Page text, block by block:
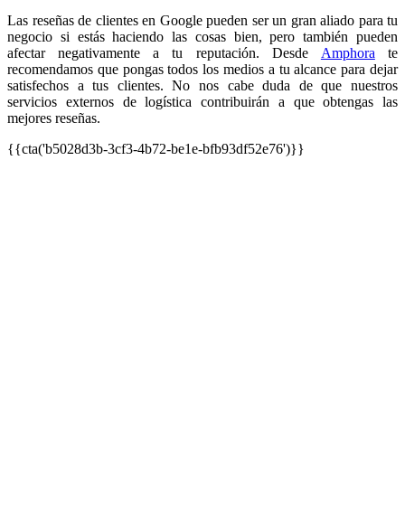
Las reseñas de clientes en Google pueden ser un gran aliado para tu
negocio si estás haciendo las cosas bien, pero también pueden
afectar negativamente a tu reputación. Desde Amphora te
recomendamos que pongas todos los medios a tu alcance para dejar
satisfechos a tus clientes. No nos cabe duda de que nuestros
servicios externos de logística contribuirán a que obtengas las
mejores reseñas.
{{cta('b5028d3b-3cf3-4b72-be1e-bfb93df52e76')}}